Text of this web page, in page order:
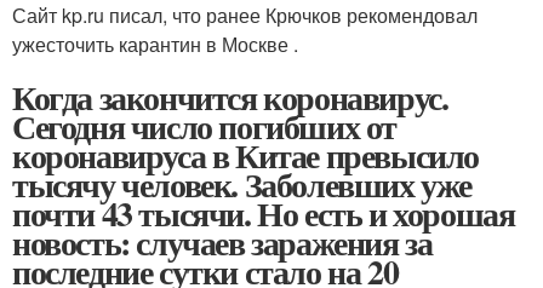
Сайт kp.ru писал, что ранее Крючков рекомендовал
ужесточить карантин в Москве .
Когда закончится коронавирус.
Сегодня число погибших от
коронавируса в Китае превысило
тысячу человек. Заболевших уже
почти 43 тысячи. Но есть и хорошая
новость: случаев заражения за
последние сутки стало на 20